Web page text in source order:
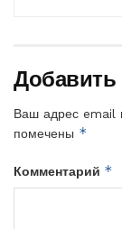
Добавить
Ваш адрес email
помечены *
Комментарий *